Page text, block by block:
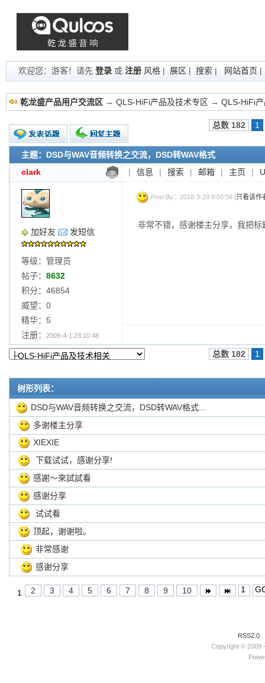
欢迎您：游客！请先 登录 或 注册 风格 | 展区 | 搜索 | 网站首页
乾龙盛产品用户交流区 → QLS-HiFi产品及技术专区 → QLS-HiFi
新的主题
投票帖
交易帖
小字报
总数 182 1
主题：DSD与WAV音频转换之交流，DSD转WAV格式
clark
| 信息 | 搜索 | 邮箱 | 主页 |
加好友 发短信
等级：管理员
帖子： 8632
积分：46854
威望：0
精华：5
注册：
2009-4-1 23:10:48
Post By：2018-3-29 9:50:56 [只看该作
非常不错，感谢楼主分享，我把标
总数 182 1
树形列表：
DSD与WAV音频转换之交流，DSD转WAV格式...
多谢楼主分享
XIEXIE
下载试试，感谢分享!
感謝～來試試看
感谢分享
试试看
顶起，谢谢啦。
非常感谢
感谢分享
1 2 3 4 5 6 7 8 9 10
RSS2.0 |
Copyright © 2009